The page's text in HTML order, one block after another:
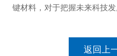
键材料，对于把握未来科技
返回上